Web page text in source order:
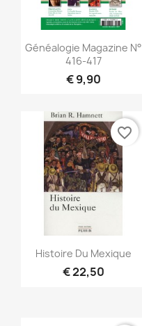
Snel bekijken
Généalogie Magazine N°
416-417
€ 9,90
Snel bekijken
Histoire Du Mexique
€ 22,50
favorite_border